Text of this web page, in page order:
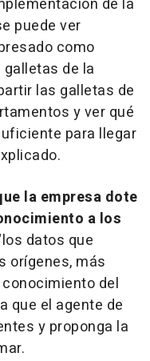
de la
puede ver
como
de la
las galletas de
y ver qué
para llegar
la empresa dote
a los
datos que
orígenes, más
del
que el agente de
y proponga la